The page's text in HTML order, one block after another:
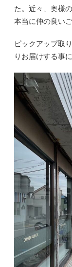
た。近々、奥様
本当に仲の良い
ピックアップ取
りお届けする事